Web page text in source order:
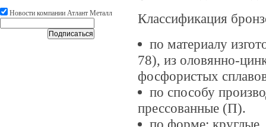
Круг У8А 36.8 руб/кг.
Новости компании Атлант Металл
Классификация
по материалу
78), из оловянно-
фосфористых
по способу
прессованные (П).